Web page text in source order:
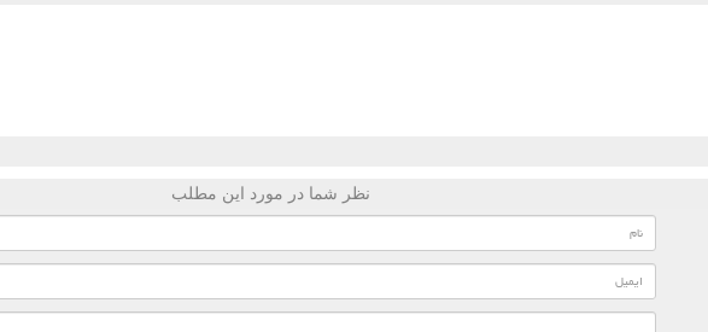
نظر شما در مورد این مطلب